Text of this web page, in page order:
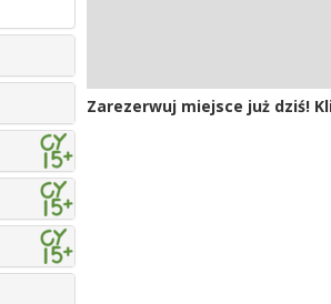
Zarezerwuj miejsce już dziś!